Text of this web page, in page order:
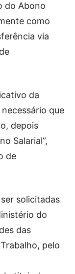
do Abono
como
via
da
que
depois
Salarial”,
de
solicitadas
do
das
pelo